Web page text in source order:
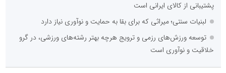
پشتیبانی از کالای ایرانی است
لبنیات سنتی؛ میراثی که برای بقا به حمایت و نوآوری نیاز دارد
توسعه ورزش‌های رزمی و ترویج هرچه بهتر رشته‌های ورزشی، در گرو
خلاقیت و نوآوری است